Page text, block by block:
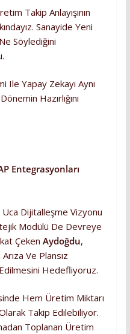
Takip Anlayışının
Sanayide Yeni
Söylediğini
Yapay Zekayı Aynı
Hazırlığını
Entegrasyonları
Dijitalleşme Vizyonu
Modülü De Devreye
Çeken Aydoğdu,
Ve Plansız
Hedefliyoruz.
Hem Üretim Miktarı
Takip Edilebiliyor.
Toplanan Üretim